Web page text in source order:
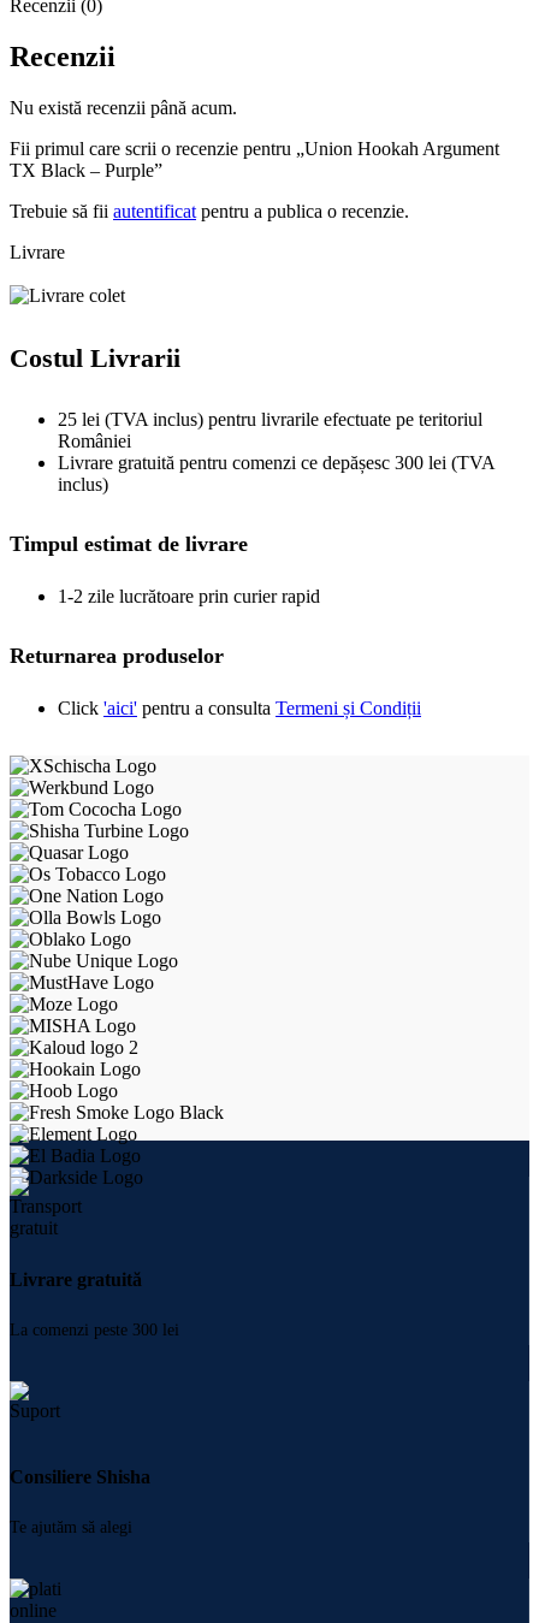
Recenzii (0)
Recenzii
Nu există recenzii până acum.
Fii primul care scrii o recenzie pentru „Union Hookah Argument
TX Black – Purple”
Trebuie să fii autentificat pentru a publica o recenzie.
Livrare
Costul Livrarii
25 lei (TVA inclus) pentru livrarile efectuate pe teritoriul
României
Livrare gratuită pentru comenzi ce depășesc 300 lei (TVA
inclus)
Timpul estimat de livrare
1-2 zile lucrătoare prin curier rapid
Returnarea produselor
Click 'aici' pentru a consulta Termeni și Condiții
Livrare gratuită
La comenzi peste 300 lei
Consiliere Shisha
Te ajutăm să alegi